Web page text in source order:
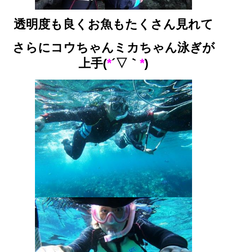
透明度も良くお魚もたくさん見れて
さらにコウちゃんミカちゃん泳ぎが
上手(*´▽｀ *)